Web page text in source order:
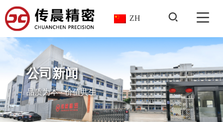
ZH
公司新闻
品质为本 · 价值共生